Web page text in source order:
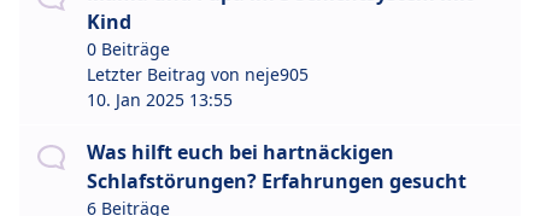
Kind
0 Beiträge
Letzter Beitrag von neje905
10. Jan 2025 13:55
Was hilft euch bei hartnäckigen
Schlafstörungen? Erfahrungen gesucht
6 Beiträge